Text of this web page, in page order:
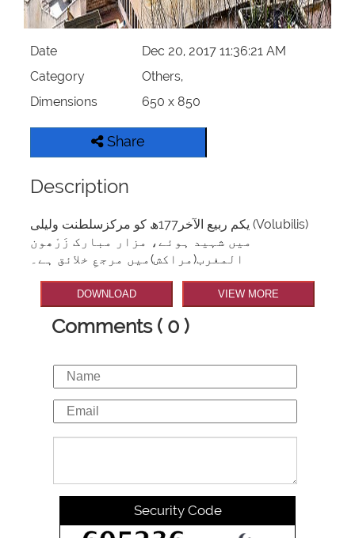
Date
Dec 20, 2017 11:36:21 AM
Category
Others,
Dimensions
650 x 850
Share
Description
یکم ربیع الآخر177ھ کو مرکزسلطنت ولیلی (Volubilis)
میں شہید ہوئے، مزار مبارک زَرْھون
المغرب(مراکش)میں مرجعِ خلائق ہے۔
DOWNLOAD VIEW MORE
Comments ( 0 )
Security Code